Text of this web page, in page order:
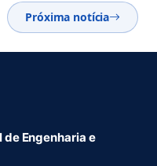
Próxima notícia
de Engenharia e